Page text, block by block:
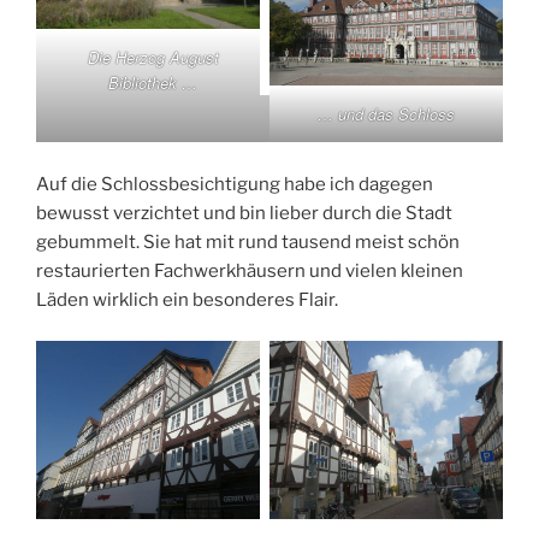
Die Herzog August
Bibliothek …
… und das Schloss
Auf die Schlossbesichtigung habe ich dagegen
bewusst verzichtet und bin lieber durch die Stadt
gebummelt. Sie hat mit rund tausend meist schön
restaurierten Fachwerkhäusern und vielen kleinen
Läden wirklich ein besonderes Flair.